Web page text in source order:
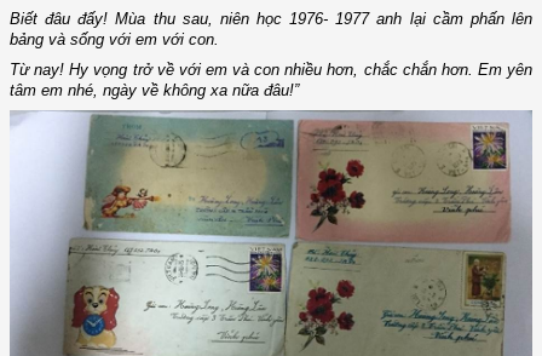
Biết đâu đấy! Mùa thu sau, niên học 1976- 1977 anh lại cầm phấn lên
bảng và sống với em với con.
Từ nay! Hy vọng trở về với em và con nhiều hơn, chắc chắn hơn. Em yên
tâm em nhé, ngày về không xa nữa đâu!”